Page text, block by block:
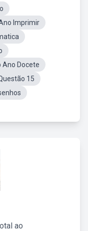
Imprimir
Ano Docete
15
ao